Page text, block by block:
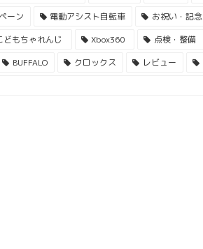
ーン
電動アシスト自転車 お祝い・記念
どもちゃれんじ
Xbox360 点検・整備
BUFFALO
クロックス レビュー